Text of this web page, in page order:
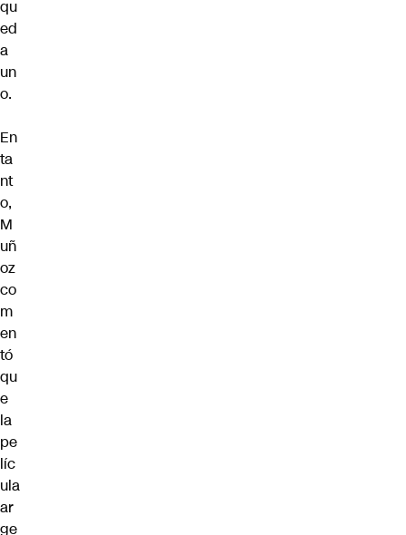
qu
ed
a
un
o.
En
ta
nt
o,
M
uñ
oz
co
m
en
tó
qu
e
la
pe
líc
ula
ar
ge